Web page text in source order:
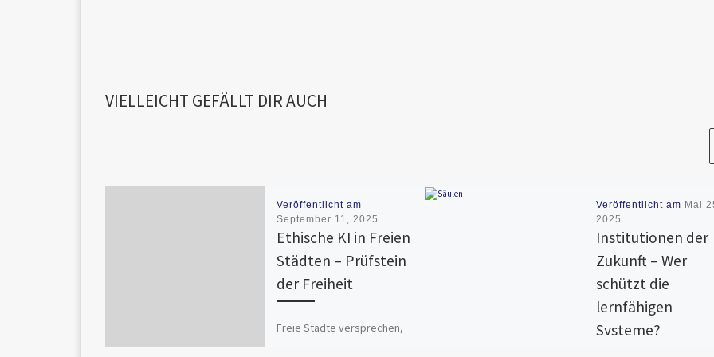
VIELLEICHT GEFÄLLT DIR AUCH
Veröffentlicht am
September 11, 2025
Ethische KI in Freien
Städten – Prüfstein
der Freiheit
Freie Städte versprechen,
Veröffentlicht am Mai
2025
Institutionen der
Zukunft – Wer
schützt die
lernfähigen
Systeme?